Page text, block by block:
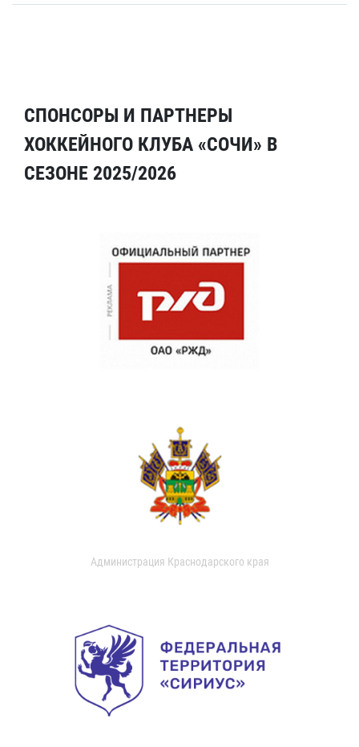
СПОНСОРЫ И ПАРТНЕРЫ
ХОККЕЙНОГО КЛУБА «СОЧИ» В
СЕЗОНЕ 2025/2026
Администрация Краснодарского края